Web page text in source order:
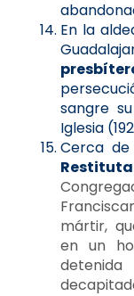
En la
sangre
Iglesia
Cerca de
mártir,
en un